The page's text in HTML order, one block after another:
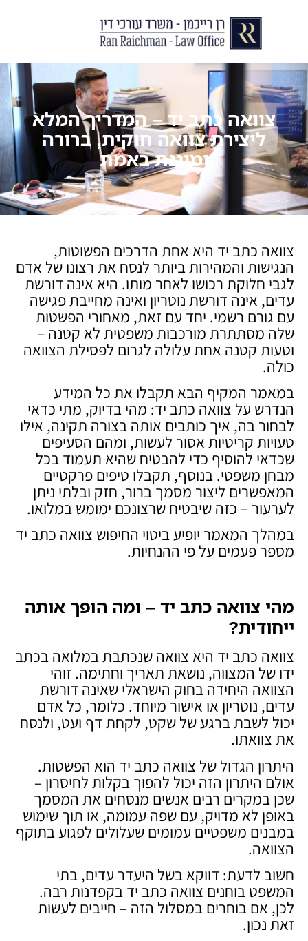
צוואה כתב יד – המדריך המלא
ליצירת צוואה חוקית, ברורה
ומוגנת באמת
צוואה כתב יד היא אחת הדרכים הפשוטות,
הנגישות והמהירות ביותר לנסח את רצונו של אדם
לגבי חלוקת רכושו לאחר מותו. היא אינה דורשת
עדים, אינה דורשת נוטריון ואינה מחייבת פגישה
עם גורם רשמי. יחד עם זאת, מאחורי הפשטות
שלה מסתתרת מורכבות משפטית לא קטנה –
וטעות קטנה אחת עלולה לגרום לפסילת הצוואה
כולה.
במאמר המקיף הבא תקבלו את כל המידע
הנדרש על צוואה כתב יד: מהי בדיוק, מתי כדאי
לבחור בה, איך כותבים אותה בצורה תקינה, אילו
טעויות קריטיות אסור לעשות, ומהם הסעיפים
שכדאי להוסיף כדי להבטיח שהיא תעמוד בכל
מבחן משפטי. בנוסף, תקבלו טיפים פרקטיים
המאפשרים ליצור מסמך ברור, חזק ובלתי ניתן
לערעור – כזה שיבטיח שרצונכם ימומש במלואו.
במהלך המאמר יופיע ביטוי החיפוש צוואה כתב יד
מספר פעמים על פי ההנחיות.
מהי צוואה כתב יד – ומה הופך אותה
ייחודית?
צוואה כתב יד היא צוואה שנכתבת במלואה בכתב
ידו של המצווה, נושאת תאריך וחתימה. זוהי
הצוואה היחידה בחוק הישראלי שאינה דורשת
עדים, נוטריון או אישור מיוחד. כלומר, כל אדם
יכול לשבת ברגע של שקט, לקחת דף ועט, ולנסח
את צוואתו.
היתרון הגדול של צוואה כתב יד הוא הפשטות.
אולם היתרון הזה יכול להפוך בקלות לחיסרון –
שכן במקרים רבים אנשים מנסחים את המסמך
באופן לא מדויק, עם שפה עמומה, או תוך שימוש
במבנים משפטיים עמומים שעלולים לפגוע בתוקף
הצוואה.
חשוב לדעת: דווקא בשל היעדר עדים, בתי
המשפט בוחנים צוואה כתב יד בקפדנות רבה.
לכן, אם בוחרים במסלול הזה – חייבים לעשות
זאת נכון.